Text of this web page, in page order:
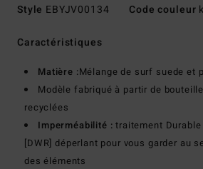
Style EBYJV00134 Code couleur
Caractéristiques
Matière :Mélange de surf suede et
Modèle fabriqué à partir de
recyclées
Imperméabilité : traitement
[DWR] déperlant pour vous garder au
des éléments